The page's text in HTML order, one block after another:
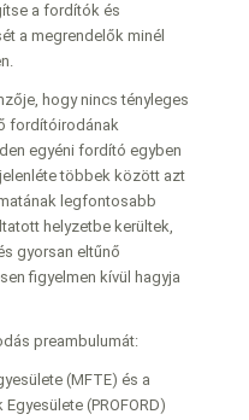
a fordítók és
a megrendelők minél
hogy nincs tényleges
fordítóirodának
egyéni fordító egyben
többek között azt
legfontosabb
helyzetbe kerültek,
gyorsan eltűnő
figyelmen kívül hagyja
preambulumát:
(MFTE) és a
(PROFORD)